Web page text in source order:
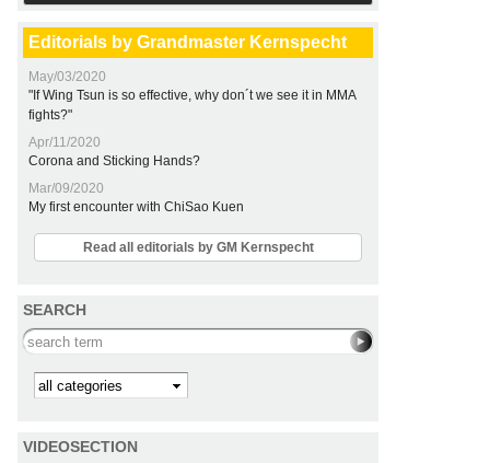
Editorials by Grandmaster Kernspecht
May/03/2020
"If Wing Tsun is so effective, why don´t we see it in MMA
fights?"
Apr/11/2020
Corona and Sticking Hands?
Mar/09/2020
My first encounter with ChiSao Kuen
Read all editorials by GM Kernspecht
SEARCH
Search this site
Kategorie
VIDEOSECTION